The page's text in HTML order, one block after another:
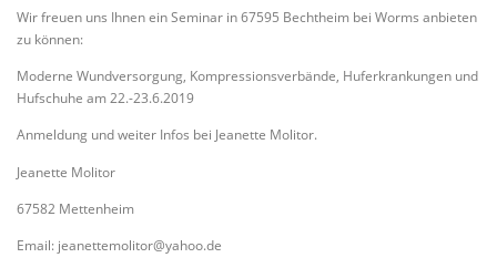
Wir freuen uns Ihnen ein Seminar in 67595 Bechtheim bei Worms anbieten
zu können:
Moderne Wundversorgung, Kompressionsverbände, Huferkrankungen und
Hufschuhe am 22.-23.6.2019
Anmeldung und weiter Infos bei Jeanette Molitor.
Jeanette Molitor
67582 Mettenheim
Email: jeanettemolitor@yahoo.de